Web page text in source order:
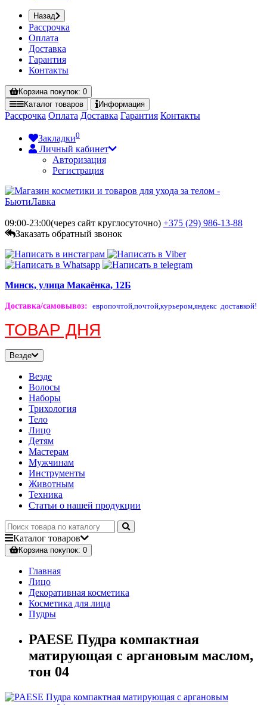
Назад
Рассрочка
Оплата
Доставка
Гарантия
Контакты
Корзинапокупок: 0
Каталог товаров Информация
Рассрочка Оплата Доставка Гарантия Контакты
Закладки0
Личный кабинет
Авторизация
Регистрация
09:00-23:00(через сайт круглосуточно) +375 (29) 986-13-88
Заказать обратный звонок
Минск, улица Макаёнка, 12Б
Доставка/самовывоз: европочтой,почтой,курьером,яндекс доставкой!
ТОВАР ДНЯ
Везде
Везде
Волосы
Наборы
Трихология
Тело
Лицо
Детям
Мастерам
Мужчинам
Инструменты
Животным
Техника
Статьи о нашей продукции
Каталог товаров
Корзинапокупок: 0
Главная
Лицо
Декоративная косметика
Косметика для лица
Пудры
PAESE Пудра компактная
матирующая c аргановым маслом,
тон 04